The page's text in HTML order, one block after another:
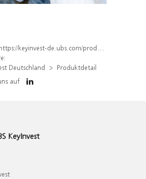
keyinvest-de.ubs.com/produkt/detail/index/isin/DE000WA7DHD9
Deutschland
Produktdetail
auf
KeyInvest